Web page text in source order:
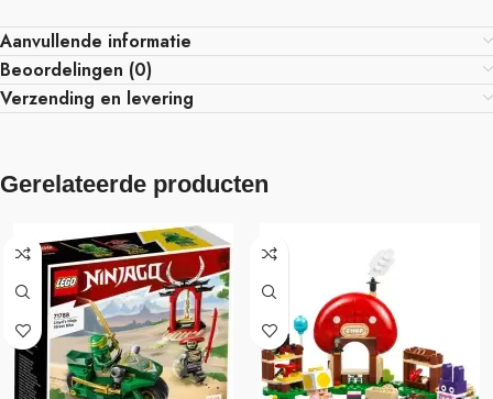
Aanvullende informatie
Beoordelingen (0)
Verzending en levering
Gerelateerde producten